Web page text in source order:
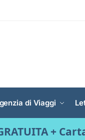
di Viaggi
+